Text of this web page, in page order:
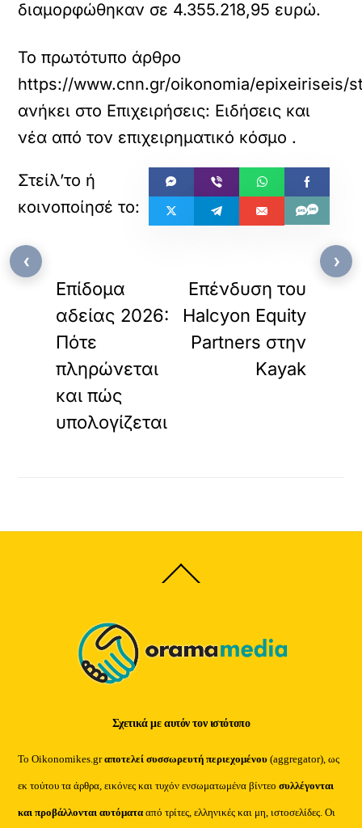
διαμορφώθηκαν σε 4.355.218,95 ευρώ.
Το πρωτότυπο άρθρο
https://www.cnn.gr/oikonomia/epixeiriseis/
ανήκει στο Επιχειρήσεις: Ειδήσεις και
νέα από τον επιχειρηματικό κόσμο .
«
Επίδομα
αδείας 2026:
Πότε
πληρώνεται
και πώς
υπολογίζεται
»
Επένδυση του
Halcyon Equity
Partners στην
Kayak
Back
To
Σχετικά με αυτόν τον ιστότοπο
Το Oikonomikes.grαποτελεί συσσωρευτή περιεχομένου (aggregator), ως
εκ τούτου τα άρθρα, εικόνες και τυχόν ενσωματωμένα βίντεοσυλλέγονται
και προβάλλονται αυτόματααπό τρίτες, ελληνικές και μη, ιστοσελίδες. Οι
‹ ›